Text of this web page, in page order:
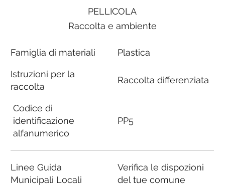
PELLICOLA
Raccolta e ambiente
Famiglia di materiali
Istruzioni per la
raccolta
Codice di
identificazione
alfanumerico
Linee Guida
Municipali Locali
Plastica
Raccolta differenziata
PP5
Verifica le dispozioni
del tue comune